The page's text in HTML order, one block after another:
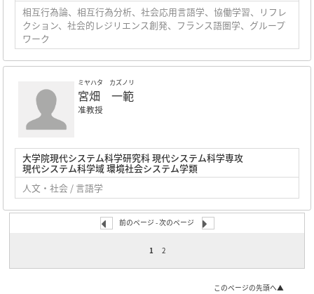
相互行為論、相互行為分析、社会応用言語学、協働学習、リフレ
クション、社会的レジリエンス創発、フランス語圏学、グループ
ワーク
ミヤハタ カズノリ
宮畑 一範
准教授
大学院現代システム科学研究科 現代システム科学専攻
現代システム科学域 環境社会システム学類
人文・社会 / 言語学
前のページ -次のページ
1 2
このページの先頭へ▲